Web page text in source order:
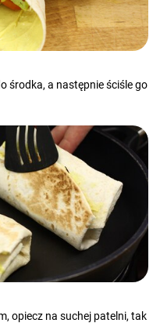
środka, a następnie ściśle go
opiecz na suchej patelni, tak